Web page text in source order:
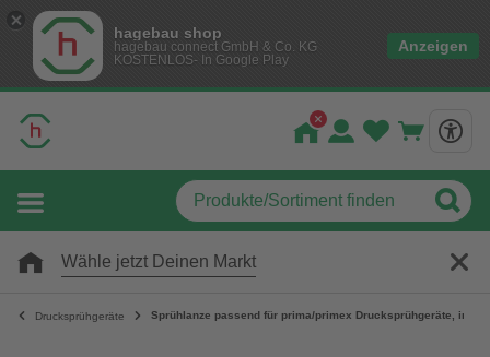
hagebau shop
hagebau connect GmbH & Co. KG
KOSTENLOS- In Google Play
Anzeigen
Wähle jetzt Deinen Markt
Drucksprühgeräte Sprühlanze passend für prima/primex Drucksprühgeräte, inkl.